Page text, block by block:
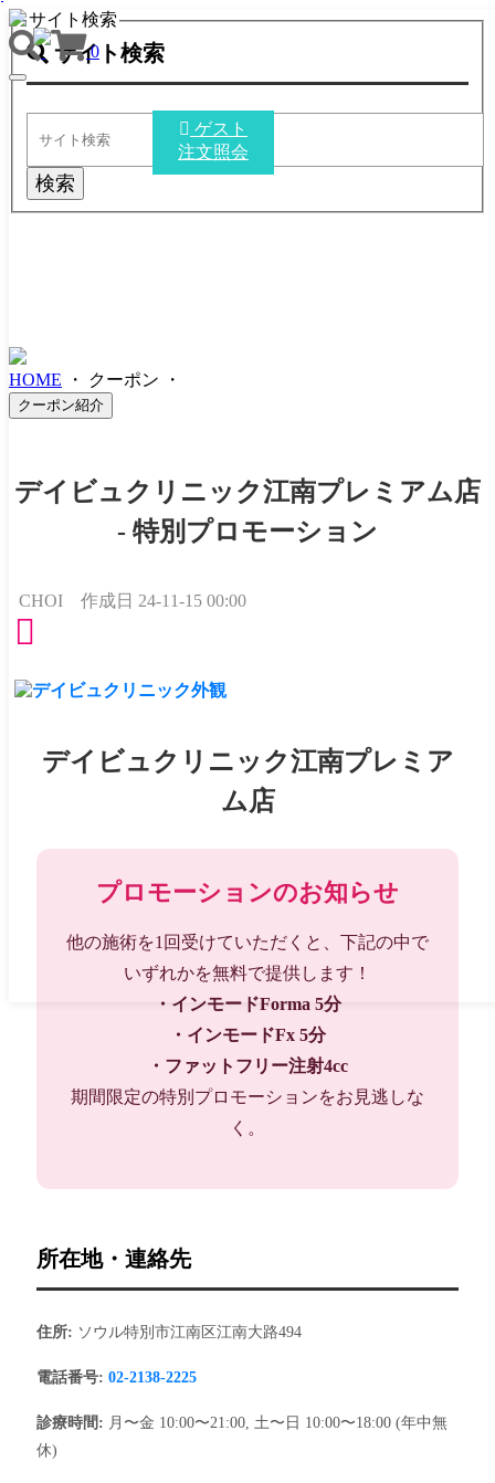
ゲスト
注文照会
0
TOGGLE
サイト検索
サイト検索
検索
HOME ・ クーポン ・
クーポン紹介
デイビュクリニック江南プレミアム店
- 特別プロモーション
CHOI 作成日 24-11-15 00:00
デイビュクリニック江南プレミア
ム店
プロモーションのお知らせ
他の施術を1回受けていただくと、下記の中で
いずれかを無料で提供します！
・インモードForma 5分
・インモードFx 5分
・ファットフリー注射4cc
期間限定の特別プロモーションをお見逃しな
く。
所在地・連絡先
住所: ソウル特別市江南区江南大路494
電話番号: 02-2138-2225
診療時間: 月〜金 10:00〜21:00, 土〜日 10:00〜18:00 (年中無
休)